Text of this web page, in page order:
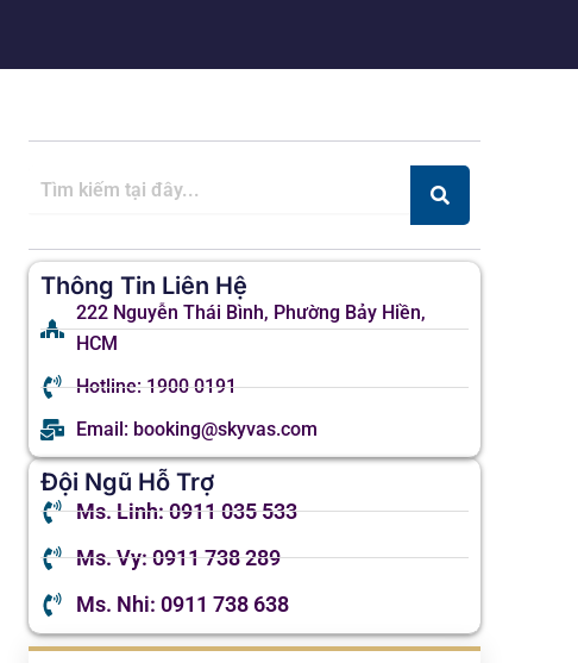
Thông Tin Liên Hệ
222 Nguyễn Thái Bình, Phường Bảy Hiền,
HCM
Hotline: 1900 0191
Email: booking@skyvas.com
Đội Ngũ Hỗ Trợ
Ms. Linh: 0911 035 533
Ms. Vy: 0911 738 289
Ms. Nhi: 0911 738 638